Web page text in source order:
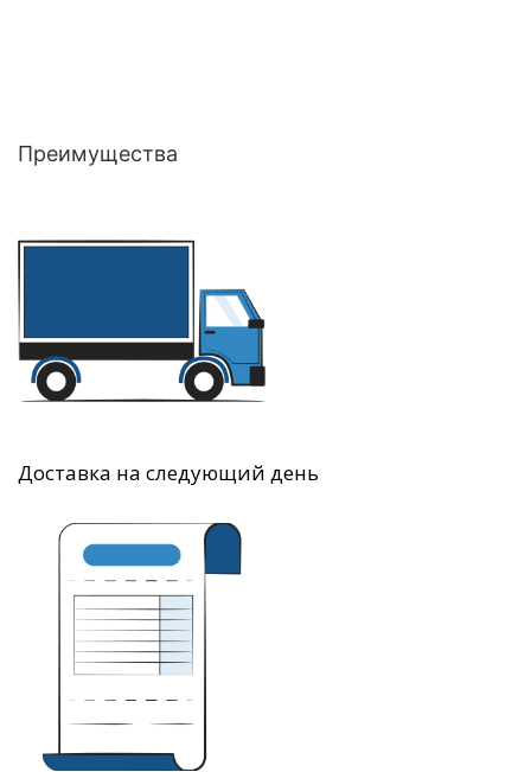
Преимущества
Доставка на следующий день